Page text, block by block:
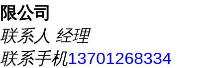
限公司
联系人 经理
联系手机13701268334